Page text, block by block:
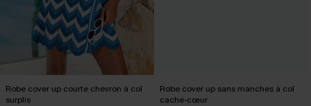
Robe cover up courte chevron à col
surplis
Robe cover up sans manches à col
cache-cœur